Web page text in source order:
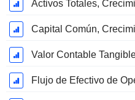
Activos Totales,
Capital Común,